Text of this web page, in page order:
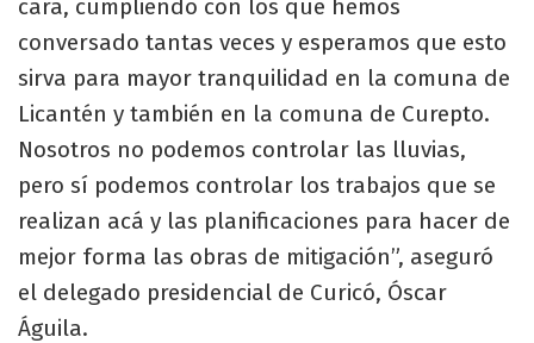
cara, cumpliendo con los que hemos
conversado tantas veces y esperamos que esto
sirva para mayor tranquilidad en la comuna de
Licantén y también en la comuna de Curepto.
Nosotros no podemos controlar las lluvias,
pero sí podemos controlar los trabajos que se
realizan acá y las planificaciones para hacer de
mejor forma las obras de mitigación”, aseguró
el delegado presidencial de Curicó, Óscar
Águila.